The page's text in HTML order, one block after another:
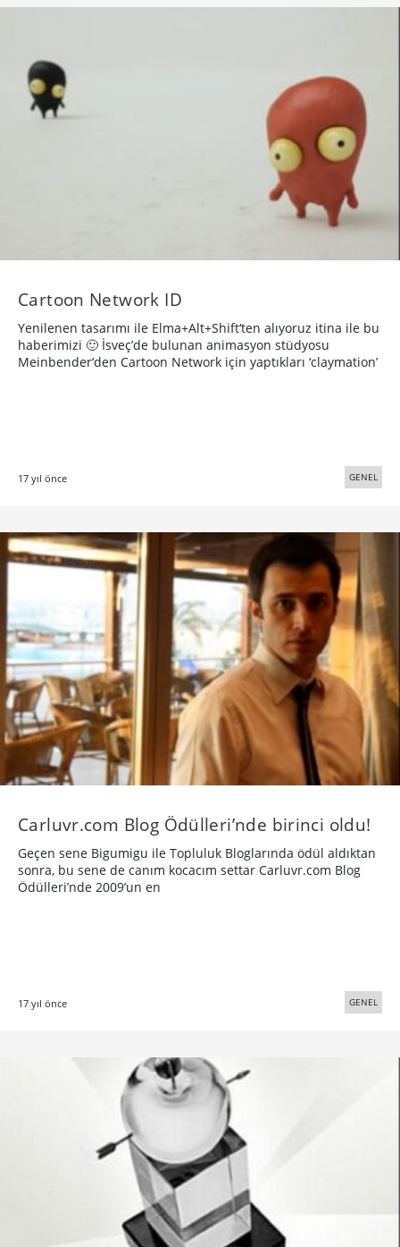
Cartoon Network ID
Yenilenen tasarımı ile Elma+Alt+Shift‘ten alıyoruz itina ile bu
haberimizi 🙂 İsveç’de bulunan animasyon stüdyosu
Meinbender‘den Cartoon Network için yaptıkları ‘claymation’
17 yıl önce GENEL
Carluvr.com Blog Ödülleri’nde birinci oldu!
Geçen sene Bigumigu ile Topluluk Bloglarında ödül aldıktan
sonra, bu sene de canım kocacım settar Carluvr.com Blog
Ödülleri’nde 2009’un en
17 yıl önce GENEL